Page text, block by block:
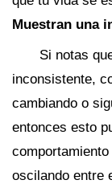
Muestran una
Si notas
inconsistente,
cambiando o
entonces esto
oscilando entre